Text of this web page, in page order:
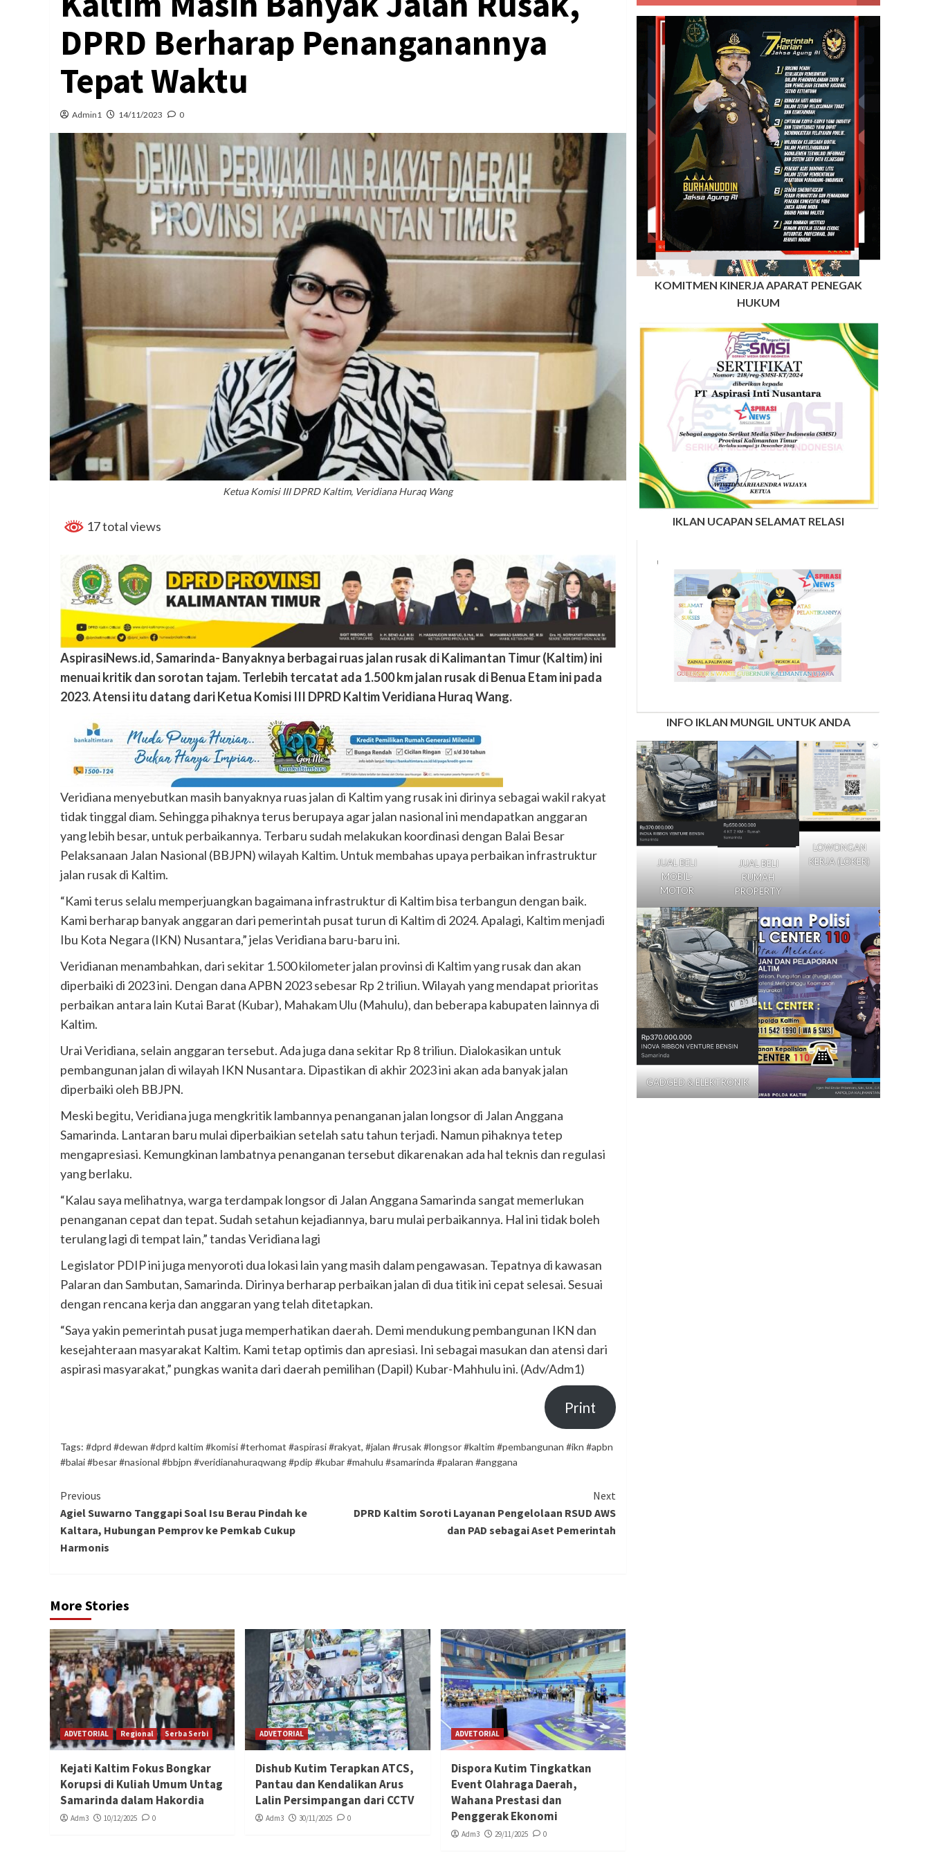
DPRD Berharap Penanganannya
Tepat Waktu
Admin1 14/11/2023 0
Ketua Komisi III DPRD Kaltim, Veridiana Huraq Wang
17 total views
AspirasiNews.id, Samarinda- Banyaknya berbagai ruas jalan rusak di Kalimantan Timur (Kaltim) ini
menuai kritik dan sorotan tajam. Terlebih tercatat ada 1.500 km jalan rusak di Benua Etam ini pada
2023. Atensi itu datang dari Ketua Komisi III DPRD Kaltim Veridiana Huraq Wang.
Veridiana menyebutkan masih banyaknya ruas jalan di Kaltim yang rusak ini dirinya sebagai wakil rakyat
tidak tinggal diam. Sehingga pihaknya terus berupaya agar jalan nasional ini mendapatkan anggaran
yang lebih besar, untuk perbaikannya. Terbaru sudah melakukan koordinasi dengan Balai Besar
Pelaksanaan Jalan Nasional (BBJPN) wilayah Kaltim. Untuk membahas upaya perbaikan infrastruktur
jalan rusak di Kaltim.
“Kami terus selalu memperjuangkan bagaimana infrastruktur di Kaltim bisa terbangun dengan baik.
Kami berharap banyak anggaran dari pemerintah pusat turun di Kaltim di 2024. Apalagi, Kaltim menjadi
Ibu Kota Negara (IKN) Nusantara,” jelas Veridiana baru-baru ini.
Veridianan menambahkan, dari sekitar 1.500 kilometer jalan provinsi di Kaltim yang rusak dan akan
diperbaiki di 2023 ini. Dengan dana APBN 2023 sebesar Rp 2 triliun. Wilayah yang mendapat prioritas
perbaikan antara lain Kutai Barat (Kubar), Mahakam Ulu (Mahulu), dan beberapa kabupaten lainnya di
Kaltim.
Urai Veridiana, selain anggaran tersebut. Ada juga dana sekitar Rp 8 triliun. Dialokasikan untuk
pembangunan jalan di wilayah IKN Nusantara. Dipastikan di akhir 2023 ini akan ada banyak jalan
diperbaiki oleh BBJPN.
Meski begitu, Veridiana juga mengkritik lambannya penanganan jalan longsor di Jalan Anggana
Samarinda. Lantaran baru mulai diperbaikian setelah satu tahun terjadi. Namun pihaknya tetep
mengapresiasi. Kemungkinan lambatnya penanganan tersebut dikarenakan ada hal teknis dan regulasi
yang berlaku.
“Kalau saya melihatnya, warga terdampak longsor di Jalan Anggana Samarinda sangat memerlukan
penanganan cepat dan tepat. Sudah setahun kejadiannya, baru mulai perbaikannya. Hal ini tidak boleh
terulang lagi di tempat lain,” tandas Veridiana lagi
Legislator PDIP ini juga menyoroti dua lokasi lain yang masih dalam pengawasan. Tepatnya di kawasan
Palaran dan Sambutan, Samarinda. Dirinya berharap perbaikan jalan di dua titik ini cepat selesai. Sesuai
dengan rencana kerja dan anggaran yang telah ditetapkan.
“Saya yakin pemerintah pusat juga memperhatikan daerah. Demi mendukung pembangunan IKN dan
kesejahteraan masyarakat Kaltim. Kami tetap optimis dan apresiasi. Ini sebagai masukan dan atensi dari
aspirasi masyarakat,” pungkas wanita dari daerah pemilihan (Dapil) Kubar-Mahhulu ini. (Adv/Adm1)
Print
Tags: #dprd #dewan #dprd kaltim #komisi #terhomat #aspirasi #rakyat, #jalan #rusak #longsor #kaltim #pembangunan #ikn #apbn
#balai #besar #nasional #bbjpn #veridianahuraqwang #pdip #kubar #mahulu #samarinda #palaran #anggana
Continue
Reading
Previous
Agiel Suwarno Tanggapi Soal Isu Berau Pindah ke
Kaltara, Hubungan Pemprov ke Pemkab Cukup
Harmonis
Next
DPRD Kaltim Soroti Layanan Pengelolaan RSUD AWS
dan PAD sebagai Aset Pemerintah
More Stories
ADVETORIAL Regional Serba Serbi
Kejati Kaltim Fokus Bongkar
Korupsi di Kuliah Umum Untag
Samarinda dalam Hakordia
Adm3 10/12/2025 0
ADVETORIAL
Dishub Kutim Terapkan ATCS,
Pantau dan Kendalikan Arus
Lalin Persimpangan dari CCTV
Adm3 30/11/2025 0
ADVETORIAL
Dispora Kutim Tingkatkan
Event Olahraga Daerah,
Wahana Prestasi dan
Penggerak Ekonomi
Adm3 29/11/2025 0
KOMITMEN KINERJA APARAT PENEGAK
HUKUM
IKLAN UCAPAN SELAMAT RELASI
INFO IKLAN MUNGIL UNTUK ANDA
JUAL BELI
MOBIL-
MOTOR
JUAL BELI
RUMAH
PROPERTY
LOWONGAN
KERJA (LOKER)
GADGED & ELEKTRONIK